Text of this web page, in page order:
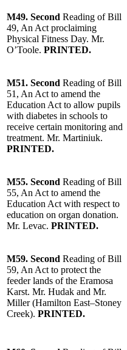
M49. Second Reading of Bill
49, An Act proclaiming
Physical Fitness Day. Mr.
O’Toole. PRINTED.
M51. Second Reading of Bill
51, An Act to amend the
Education Act to allow pupils
with diabetes in schools to
receive certain monitoring and
treatment. Mr. Martiniuk.
PRINTED.
M55. Second Reading of Bill
55, An Act to amend the
Education Act with respect to
education on organ donation.
Mr. Levac. PRINTED.
M59. Second Reading of Bill
59, An Act to protect the
feeder lands of the Eramosa
Karst. Mr. Hudak and Mr.
Miller (Hamilton East–Stoney
Creek). PRINTED.